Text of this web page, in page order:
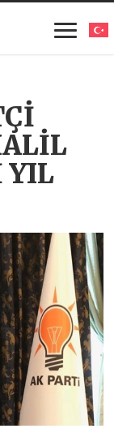
YIL